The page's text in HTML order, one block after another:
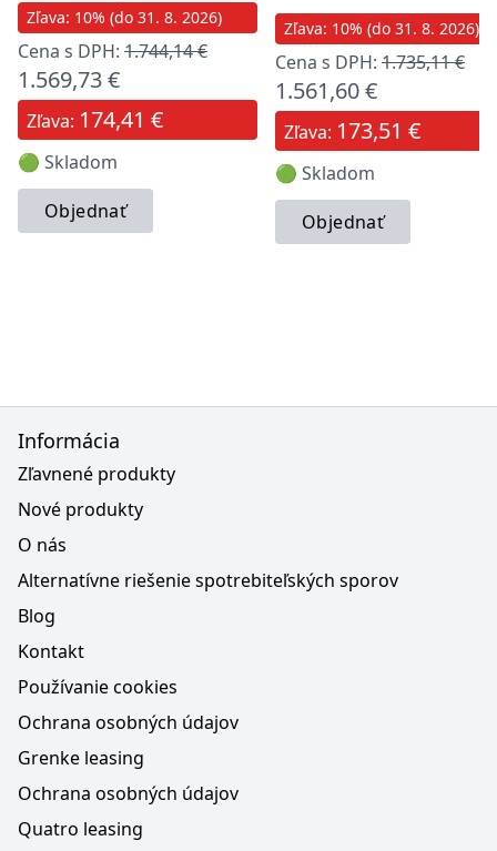
Zľava: 10% (do 31. 8. 2026)
Cena s DPH: 1.744,14 €
1.569,73 €
Zľava: 174,41 €
🟢 Skladom
Objednať
Zľava: 10% (do 31. 8. 2026)
Cena s DPH: 1.735,11 €
1.561,60 €
Zľava: 173,51 €
🟢 Skladom
Objednať
Informácia
Zľavnené produkty
Nové produkty
O nás
Alternatívne riešenie spotrebiteľských sporov
Blog
Kontakt
Používanie cookies
Ochrana osobných údajov
Grenke leasing
Ochrana osobných údajov
Quatro leasing